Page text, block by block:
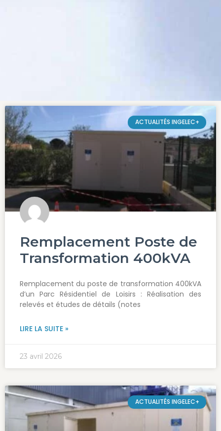
ACTUALITÉS INGELEC+
Remplacement Poste de
Transformation 400kVA
Remplacement du poste de transformation 400kVA
d’un Parc Résidentiel de Loisirs : Réalisation des
relevés et études de détails (notes
LIRE LA SUITE »
23 avril 2026
ACTUALITÉS INGELEC+